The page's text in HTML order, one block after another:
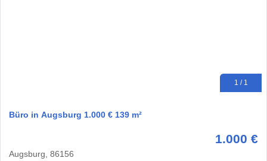
1 / 1
Büro in Augsburg 1.000 € 139 m²
1.000 €
Augsburg, 86156